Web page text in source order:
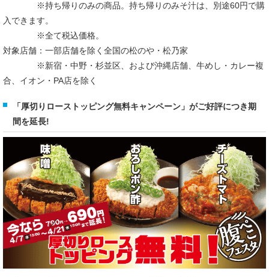
※持ち帰りのみの商品。持ち帰りのみそ汁は、別途60円で購
入できます。
※全て税込価格。
対象店舗：一部店舗を除く全国の松のや・松乃家
※新宿・中野・杉並区、および沖縄店舗、牛めし・カレー複
合、イオン・PA店を除く
「厚切りローストッピング無料キャンペーン」がご好評につき期
間を延長!